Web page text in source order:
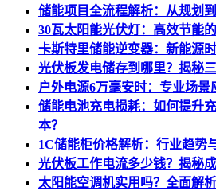
储能项目全流程解析：从规划
30瓦太阳能光伏灯：高效节能
卡斯特里储能逆变器：新能源
光伏板发电储存到哪里？揭秘
户外电源6万毫安时：专业场景
储能电池充电损耗：如何提升
本？
1C储能柜价格解析：行业趋势
光伏板工作电流多少钱？揭秘
太阳能空调机实用吗？全面解